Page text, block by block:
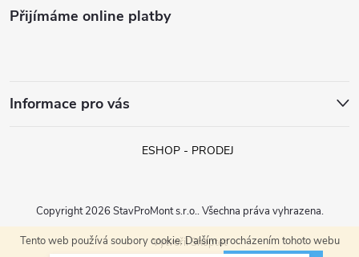
Tento web používá soubory cookie. Dalším procházením tohoto webu
Přijímáme online platby
Informace pro vás
ESHOP - PRODEJ
Vytvořil Shoptet
Copyright 2026 StavProMont s.r.o.. Všechna práva vyhrazena.